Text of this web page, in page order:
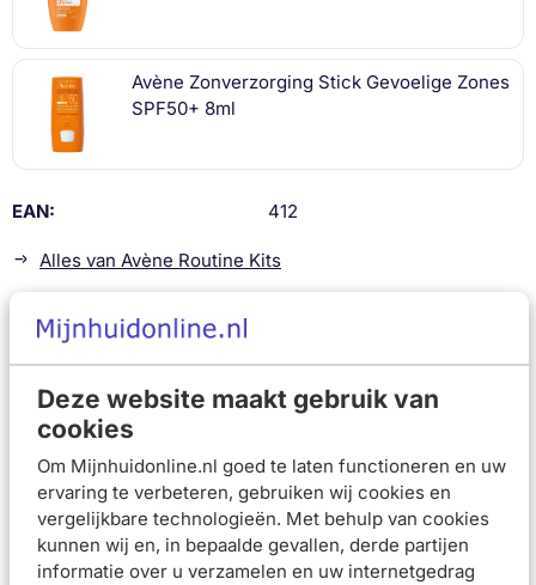
Deze website maakt gebruik van
cookies
Om Mijnhuidonline.nl goed te laten functioneren en uw
ervaring te verbeteren, gebruiken wij cookies en
vergelijkbare technologieën. Met behulp van cookies
kunnen wij en, in bepaalde gevallen, derde partijen
informatie over u verzamelen en uw internetgedrag
Avène Zonverzorging Stick Gevoelige Zones
SPF50+ 8ml
EAN 412
Alles van Avène Routine Kits
Beschrijving
Avène Zonverzorging Ultra Fluid Invisible SPF50 50ml
Avène Zonverzorging Stick Gevoelige Zones SPF50+ 8ml
is een zeer hoge zonnebescherming voor gevoelige zones,
ideaal voor het gezin en sportbeoefenaars.
Samenstelling
Beoordelingen (0 )